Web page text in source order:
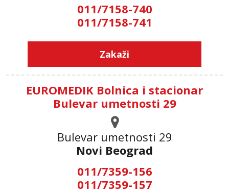
011/7158-740
011/7158-741
Zakaži
EUROMEDIK Bolnica i stacionar
Bulevar umetnosti 29
Bulevar umetnosti 29
Novi Beograd
011/7359-156
011/7359-157